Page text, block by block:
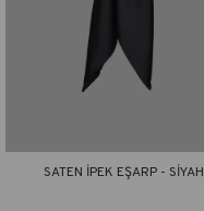
SATEN İPEK EŞARP - SİYAH